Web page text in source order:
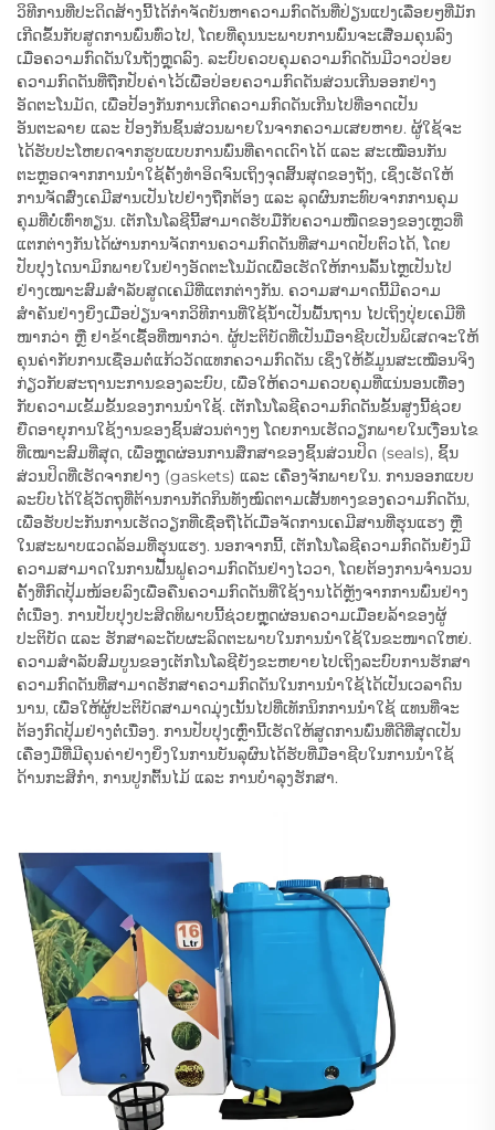
ວິທີການທີ່ປະດິດສ້າງນີ້ໄດ້ກຳຈັດບັນຫາຄວາມກົດດັນທີ່ປ່ຽນແປງເລື່ອຍໆທີ່ມັກ
ເກີດຂຶ້ນກັບສູດການພົ່ນທົ່ວໄປ, ໂດຍທີ່ຄຸນນະພາບການພົ່ນຈະເສື່ອມຄຸນລົງ
ເມື່ອຄວາມກົດດັນໃນຖັງຫຼຸດລົງ. ລະບົບຄວບຄຸມຄວາມກົດດັນມີວາວປ່ອຍ
ຄວາມກົດດັນທີ່ຖືກປັບຄ່າໄວ້ເພື່ອປ່ອຍຄວາມກົດດັນສ່ວນເກີນອອກຢ່າງ
ອັດຕະໂນມັດ, ເພື່ອປ້ອງກັນການເກີດຄວາມກົດດັນເກີນໄປທີ່ອາດເປັນ
ອັນຕະລາຍ ແລະ ປ້ອງກັນຊິ້ນສ່ວນພາຍໃນຈາກຄວາມເສຍຫາຍ. ຜູ້ໃຊ້ຈະ
ໄດ້ຮັບປະໂຫຍດຈາກຮູບແບບການພົ່ນທີ່ຄາດເດົາໄດ້ ແລະ ສະເໝືອນກັນ
ຕະຫຼອດຈາກການນຳໃຊ້ຄັ້ງທຳອິດຈົນເຖິງຈຸດສິ້ນສຸດຂອງຖັງ, ເຊິ່ງເຮັດໃຫ້
ການຈັດສົ່ງເຄມີສານເປັນໄປຢ່າງຖືກຕ້ອງ ແລະ ລຸດຜົນກະທົບຈາກການຄຸມ
ຄຸມທີ່ບໍ່ເທົ່າທຽນ. ເຕັກໂນໂລຊີນີ້ສາມາດຮັບມືກັບຄວາມໜືດຂອງຂອງເຫຼວທີ່
ແຕກຕ່າງກັນໄດ້ຜ່ານການຈັດການຄວາມກົດດັນທີ່ສາມາດປັບຕົວໄດ້, ໂດຍ
ປັບປຸງໄດນາມິກພາຍໃນຢ່າງອັດຕະໂນມັດເພື່ອເຮັດໃຫ້ການລົ້ນໄຫຼເປັນໄປ
ຢ່າງເໝາະສົມສຳລັບສູດເຄມີທີ່ແຕກຕ່າງກັນ. ຄວາມສາມາດນີ້ມີຄວາມ
ສຳຄັນຢ່າງຍິ່ງເມື່ອປ່ຽນຈາກວິທີການທີ່ໃຊ້ນ້ຳເປັນພື້ນຖານ ໄປເຖິງປຸ່ຍເຄມີທີ່
ໜາກວ່າ ຫຼື ຢາຂ້າເຊື້ອທີ່ໜາກວ່າ. ຜູ້ປະຕິບັດທີ່ເປັນມືອາຊີບເປັນພິເສດຈະໃຫ້
ຄຸນຄ່າກັບການເຊື່ອມຕໍ່ແກ້ວວັດແທກຄວາມກົດດັນ ເຊິ່ງໃຫ້ຂໍ້ມູນສະເໝືອນຈິງ
ກ່ຽວກັບສະຖານະການຂອງລະບົບ, ເພື່ອໃຫ້ຄວາມຄວບຄຸມທີ່ແນ່ນອນເທື່ອງ
ກັບຄວາມເຂັ້ມຂັ້ນຂອງການນຳໃຊ້. ເຕັກໂນໂລຊີຄວາມກົດດັນຂັ້ນສູງນີ້ຊ່ວຍ
ຍືດອາຍຸການໃຊ້ງານຂອງຊິ້ນສ່ວນຕ່າງໆ ໂດຍການເຮັດວຽກພາຍໃນເງື່ອນໄຂ
ທີ່ເໝາະສົມທີ່ສຸດ, ເພື່ອຫຼຸດຜ່ອນການສຶກສາຂອງຊິ້ນສ່ວນປິດ (seals), ຊິ້ນ
ສ່ວນປິດທີ່ເຮັດຈາກຢາງ (gaskets) ແລະ ເຄື່ອງຈັກພາຍໃນ. ການອອກແບບ
ລະບົບໄດ້ໃຊ້ວັດຖຸທີ່ຕ້ານການກັດກິນທັງໝົດຕາມເສັ້ນທາງຂອງຄວາມກົດດັນ,
ເພື່ອຮັບປະກັນການເຮັດວຽກທີ່ເຊື່ອຖືໄດ້ເມື່ອຈັດການເຄມີສານທີ່ຮຸນແຮງ ຫຼື
ໃນສະພາບແວດລ້ອມທີ່ຮຸນແຮງ. ນອກຈາກນີ້, ເຕັກໂນໂລຊີຄວາມກົດດັນຍັງມີ
ຄວາມສາມາດໃນການຟື້ນຟູຄວາມກົດດັນຢ່າງໄວວາ, ໂດຍຕ້ອງການຈຳນວນ
ຄັ້ງທີ່ກົດປຸ້ມໜ້ອຍລົງເພື່ອຄືນຄວາມກົດດັນທີ່ໃຊ້ງານໄດ້ຫຼັງຈາກການພົ່ນຢ່າງ
ຕໍ່ເນື່ອງ. ການປັບປຸງປະສິດທິພາບນີ້ຊ່ວຍຫຼຸດຜ່ອນຄວາມເມື່ອຍລ້າຂອງຜູ້
ປະຕິບັດ ແລະ ຮັກສາລະດັບຜະລິດຕະພາບໃນການນຳໃຊ້ໃນຂະໜາດໃຫຍ່.
ຄວາມສຳລັບສົມບູນຂອງເຕັກໂນໂລຊີຍັງຂະຫຍາຍໄປເຖິງລະບົບການຮັກສາ
ຄວາມກົດດັນທີ່ສາມາດຮັກສາຄວາມກົດດັນໃນການນຳໃຊ້ໄດ້ເປັນເວລາດົນ
ນານ, ເພື່ອໃຫ້ຜູ້ປະຕິບັດສາມາດມຸ່ງເນັ້ນໄປທີ່ເທັກນິກການນຳໃຊ້ ແທນທີ່ຈະ
ຕ້ອງກົດປຸ້ມຢ່າງຕໍ່ເນື່ອງ. ການປັບປຸງເຫຼົ່ານີ້ເຮັດໃຫ້ສູດການພົ່ນທີ່ດີທີ່ສຸດເປັນ
ເຄື່ອງມືທີ່ມີຄຸນຄ່າຢ່າງຍິ່ງໃນການບັນລຸຜົນໄດ້ຮັບທີ່ມືອາຊີບໃນການນຳໃຊ້
ດ້ານກະສິກຳ, ການປູກຕົ້ນໄມ້ ແລະ ການບໍາລຸງຮັກສາ.